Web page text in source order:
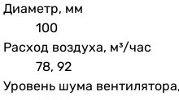
Диаметр, мм
100
Расход воздуха, м³/час
78, 92
Уровень шума